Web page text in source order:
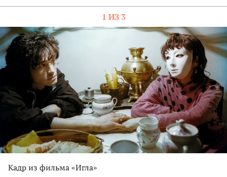
1 ИЗ 3
Кадр из фильма «Игла»